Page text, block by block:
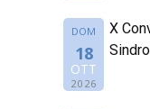
DOM
18
OTT
2026
X